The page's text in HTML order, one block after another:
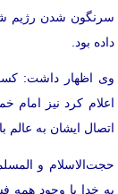
سرنگون شدن رژیم
داده بود.
وی اظهار داشت:
اعلام کرد نیز امام
اتصال ایشان به عالم
حجت‌الاسلام و
به خدا با وجود همه